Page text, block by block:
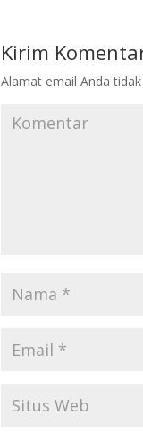
Kirim
Alamat email Anda